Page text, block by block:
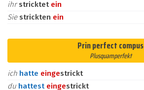
ihrstricktet ein
Sie strickten ein
Prin perfect compus
Plusquamperfekt
ich hatte eingestrickt
du hattest eingestrickt